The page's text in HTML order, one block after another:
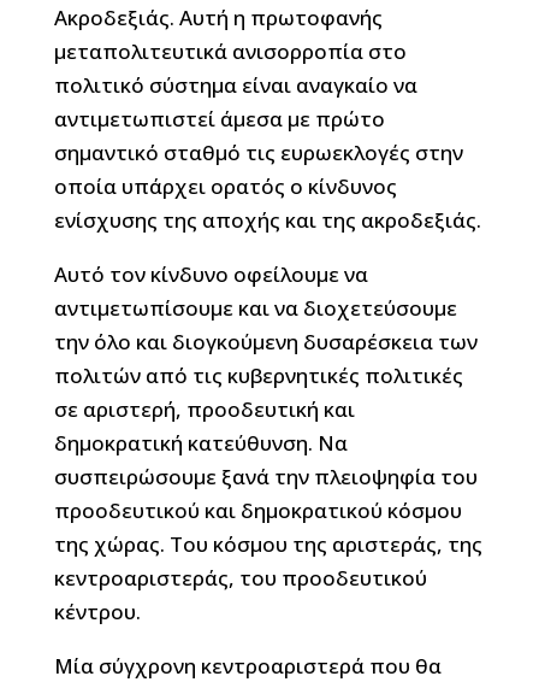
Ακροδεξιάς. Αυτή η πρωτοφανής
μεταπολιτευτικά ανισορροπία στο
πολιτικό σύστημα είναι αναγκαίο να
αντιμετωπιστεί άμεσα με πρώτο
σημαντικό σταθμό τις ευρωεκλογές στην
οποία υπάρχει ορατός ο κίνδυνος
ενίσχυσης της αποχής και της ακροδεξιάς.
Αυτό τον κίνδυνο οφείλουμε να
αντιμετωπίσουμε και να διοχετεύσουμε
την όλο και διογκούμενη δυσαρέσκεια των
πολιτών από τις κυβερνητικές πολιτικές
σε αριστερή, προοδευτική και
δημοκρατική κατεύθυνση. Να
συσπειρώσουμε ξανά την πλειοψηφία του
προοδευτικού και δημοκρατικού κόσμου
της χώρας. Του κόσμου της αριστεράς, της
κεντροαριστεράς, του προοδευτικού
κέντρου.
Μία σύγχρονη κεντροαριστερά που θα